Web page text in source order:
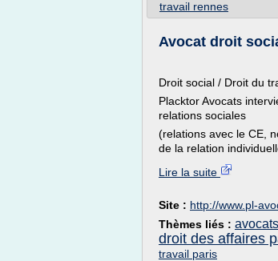
travail rennes
Avocat droit
Droit social / Droit du
Placktor Avocats
relations sociales
(relations avec le CE,
de la relation
Lire la suite
Site : http://www.pl-
Thèmes liés :
droit des affaires
travail paris